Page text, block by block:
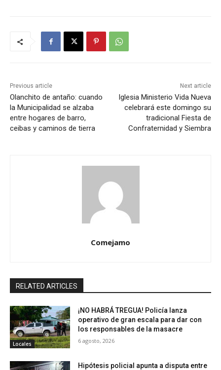
Previous article
Olanchito de antaño: cuando
la Municipalidad se alzaba
entre hogares de barro,
ceibas y caminos de tierra
Next article
Iglesia Ministerio Vida Nueva
celebrará este domingo su
tradicional Fiesta de
Confraternidad y Siembra
Comejamo
RELATED ARTICLES
Locales
¡NO HABRÁ TREGUA! Policía lanza
operativo de gran escala para dar con
los responsables de la masacre
6 agosto, 2026
Hipótesis policial apunta a disputa entre